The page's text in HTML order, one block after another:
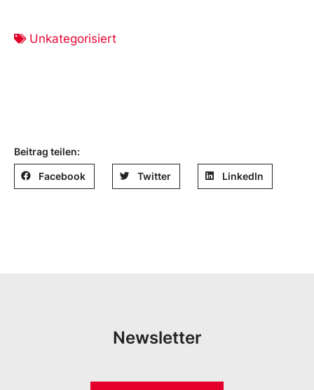
Unkategorisiert
Beitrag teilen:
Facebook Twitter LinkedIn
Newsletter